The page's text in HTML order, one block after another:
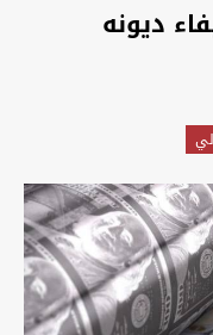
ديونه